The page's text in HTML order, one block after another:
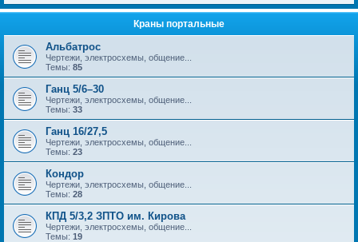
Краны портальные
Альбатрос
Чертежи, электросхемы, общение...
Темы: 85
Ганц 5/6–30
Чертежи, электросхемы, общение...
Темы: 33
Ганц 16/27,5
Чертежи, электросхемы, общение...
Темы: 23
Кондор
Чертежи, электросхемы, общение...
Темы: 28
КПД 5/3,2 ЗПТО им. Кирова
Чертежи, электросхемы, общение...
Темы: 19